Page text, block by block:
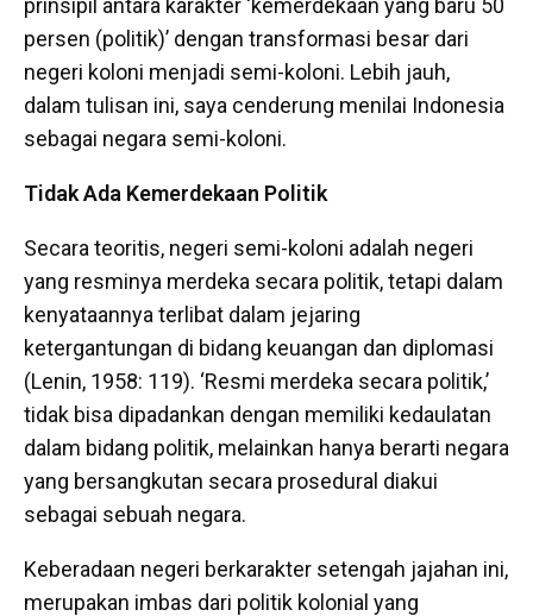
prinsipil antara karakter ‘kemerdekaan yang baru 50
persen (politik)’ dengan transformasi besar dari
negeri koloni menjadi semi-koloni. Lebih jauh,
dalam tulisan ini, saya cenderung menilai Indonesia
sebagai negara semi-koloni.
Tidak Ada Kemerdekaan Politik
Secara teoritis, negeri semi-koloni adalah negeri
yang resminya merdeka secara politik, tetapi dalam
kenyataannya terlibat dalam jejaring
ketergantungan di bidang keuangan dan diplomasi
(Lenin, 1958: 119). ‘Resmi merdeka secara politik,’
tidak bisa dipadankan dengan memiliki kedaulatan
dalam bidang politik, melainkan hanya berarti negara
yang bersangkutan secara prosedural diakui
sebagai sebuah negara.
Keberadaan negeri berkarakter setengah jajahan ini,
merupakan imbas dari politik kolonial yang